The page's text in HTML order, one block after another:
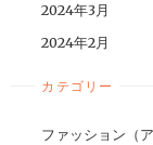
2024年3月
2024年2月
カテゴリー
ファッション（